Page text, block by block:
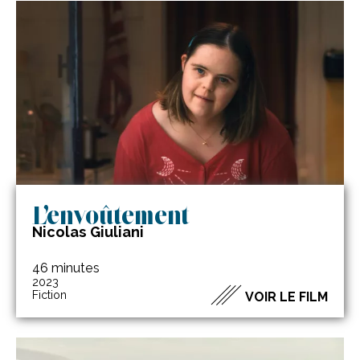
L’envoûtement
Nicolas Giuliani
46 minutes
2023
Fiction
VOIR LE FILM